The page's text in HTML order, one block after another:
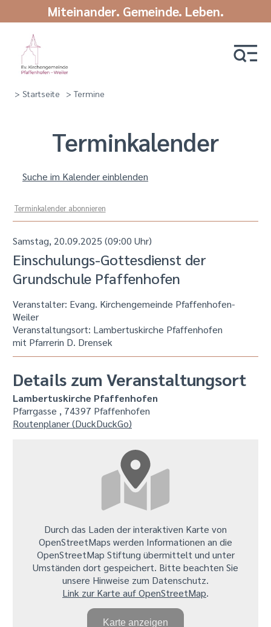
Miteinander. Gemeinde. Leben.
> Startseite > Termine
Termin­kalender
Suche im Kalender einblenden
Terminkalender abonnieren
Samstag, 20.09.2025 (09:00 Uhr)
Einschulungs-Gottesdienst der
Grundschule Pfaffenhofen
Veranstalter: Evang. Kirchengemeinde Pfaffenhofen-
Weiler
Veranstaltungsort: Lambertuskirche Pfaffenhofen
mit Pfarrerin D. Drensek
Details zum Veranstaltungsort
Lambertuskirche Pfaffenhofen
Pfarrgasse , 74397 Pfaffenhofen
Routenplaner (DuckDuckGo)
Durch das Laden der interaktiven Karte von
OpenStreetMaps werden Informationen an die
OpenStreetMap Stiftung übermittelt und unter
Umständen dort gespeichert. Bitte beachten Sie
unsere Hinweise zum Datenschutz.
Link zur Karte auf OpenStreetMap.
Karte anzeigen